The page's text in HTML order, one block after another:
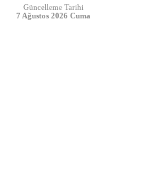
Güncelleme Tarihi
7 Ağustos 2026 Cuma